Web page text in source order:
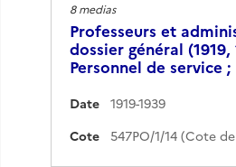
8 medias
Professeurs et
dossier général (1919,
Personnel de service
Date
1919-1939
Cote
547PO/1/14 (Cote